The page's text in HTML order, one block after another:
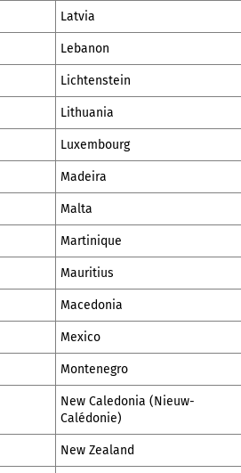
Latvia
Lebanon
Lichtenstein
Lithuania
Luxembourg
Madeira
Malta
Martinique
Mauritius
Macedonia
Mexico
Montenegro
New Caledonia (Nieuw-
Calédonie)
New Zealand